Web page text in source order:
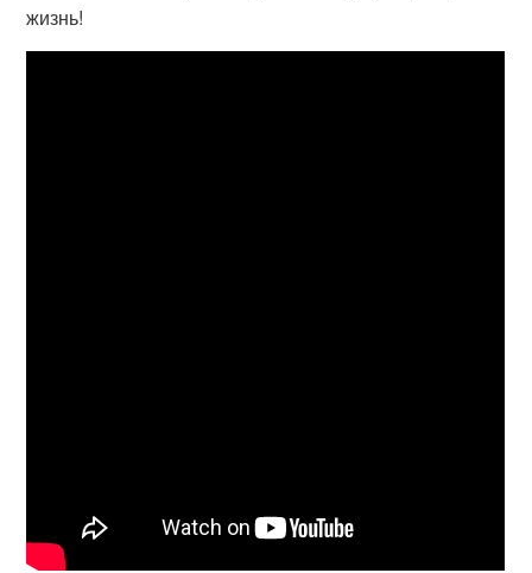
жизнь!